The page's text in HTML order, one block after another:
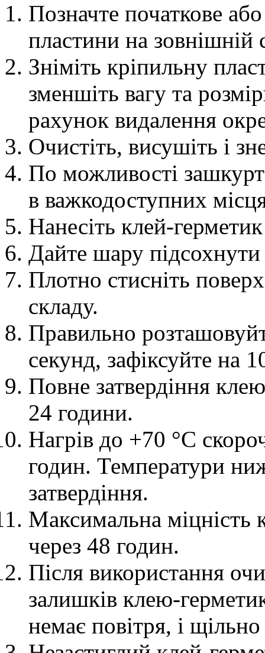
Позначте початкове
пластини на зовнішній
Зніміть кріпильну
зменшіть вагу та
рахунок видалення
Очистіть, висушіть і
По можливості
в важкодоступних
Нанесіть клей-
Дайте шару
Плотно стисніть
складу.
Правильно
секунд, зафіксуйте на
Повне затвердіння
24 години.
Нагрів до +70 °C
годин. Температури
затвердіння.
Максимальна міцність
через 48 годин.
Після використання
залишків клею-
немає повітря, і